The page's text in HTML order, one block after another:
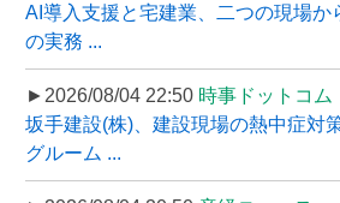
AI導入支援と宅建業、二つの現場か
の実務 ...
►2026/08/04 22:50 時事ドットコム
坂手建設(株)、建設現場の熱中症対
グルーム ...